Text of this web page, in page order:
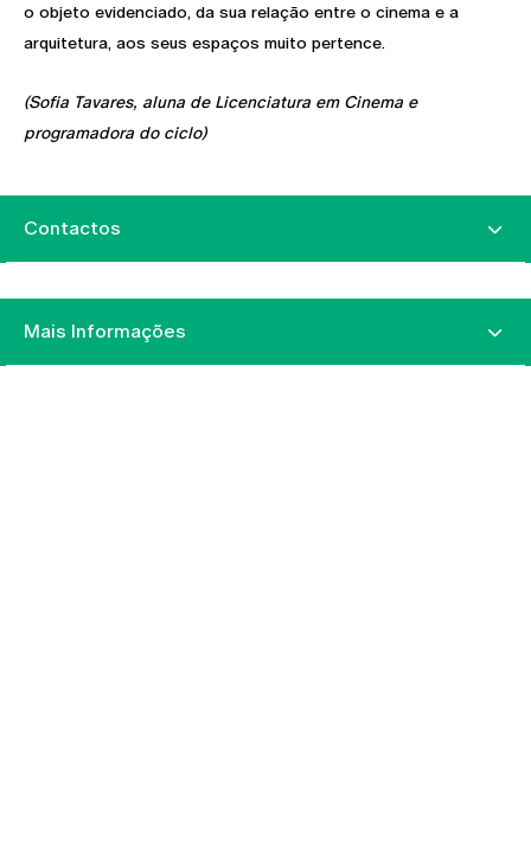
o objeto evidenciado, da sua relação entre o cinema e a
arquitetura, aos seus espaços muito pertence.
(Sofia Tavares, aluna de Licenciatura em Cinema e
programadora do ciclo)
Contactos
Mais Informações